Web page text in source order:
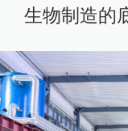
生物制造的